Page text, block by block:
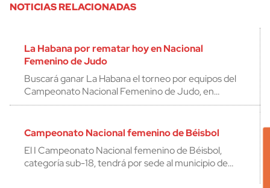
NOTICIAS RELACIONADAS
La Habana por rematar hoy en Nacional
Femenino de Judo
Buscará ganar La Habana el torneo por equipos del
Campeonato Nacional Femenino de Judo, en…
Campeonato Nacional femenino de Béisbol
El I Campeonato Nacional femenino de Béisbol,
categoría sub-18, tendrá por sede al municipio de…